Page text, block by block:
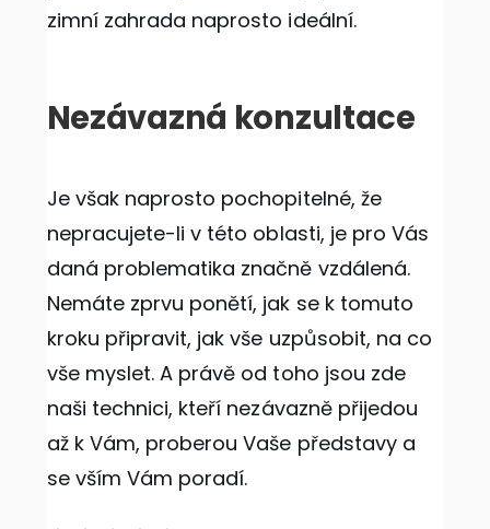
zimní zahrada naprosto ideální.
Nezávazná konzultace
Je však naprosto pochopitelné, že
nepracujete-li v této oblasti, je pro Vás
daná problematika značně vzdálená.
Nemáte zprvu ponětí, jak se k tomuto
kroku připravit, jak vše uzpůsobit, na co
vše myslet. A právě od toho jsou zde
naši technici, kteří nezávazně přijedou
až k Vám, proberou Vaše představy a
se vším Vám poradí.